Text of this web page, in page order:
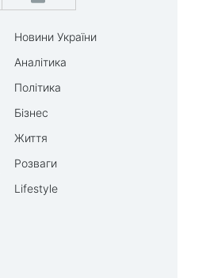
Новини України
Аналітика
Політика
Бізнес
Життя
Розваги
Lifestyle